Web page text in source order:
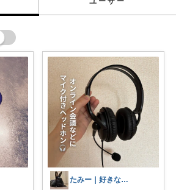
たみー｜好きなもの暮らし